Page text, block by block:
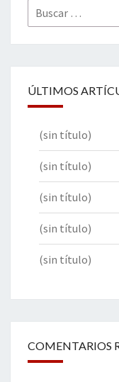
Buscar
por:
ÚLTIMOS
(sin título)
(sin título)
(sin título)
(sin título)
(sin título)
COMENTARIOS